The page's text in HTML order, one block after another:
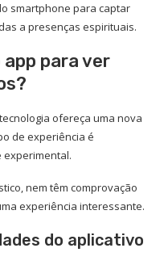
smartphone para captar
a presenças espirituais.
para ver
ofereça uma nova
de experiência é
experimental.
nem têm comprovação
experiência interessante.
do aplicativo